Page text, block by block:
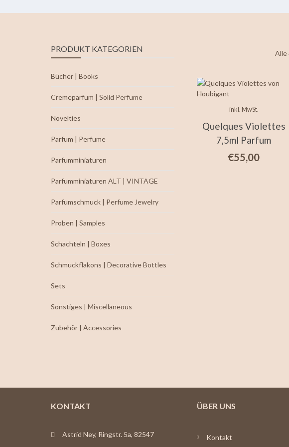
Alle
inkl. MwSt.
Quelques Violettes
7,5ml Parfum
€55,00
PRODUKT KATEGORIEN
Bücher | Books
Cremeparfum | Solid Perfume
Novelties
Parfum | Perfume
Parfumminiaturen
Parfumminiaturen ALT | VINTAGE
Parfumschmuck | Perfume Jewelry
Proben | Samples
Schachteln | Boxes
Schmuckflakons | Decorative Bottles
Sets
Sonstiges | Miscellaneous
Zubehör | Accessories
KONTAKT
Astrid Ney, Ringstr. 5a, 82547
ÜBER UNS
Kontakt